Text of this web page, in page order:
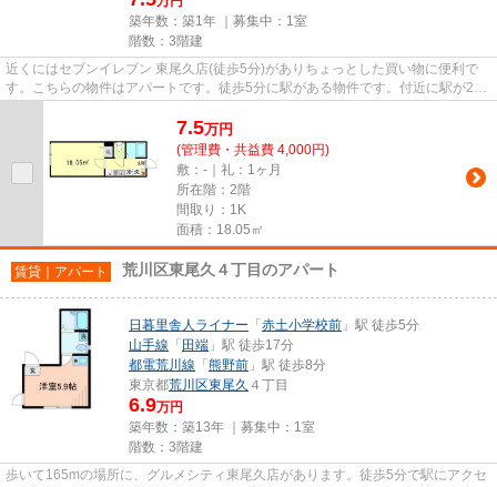
築年数：築1年 ｜募集中： 1室
階数：3階建
近くにはセブンイレブン 東尾久店(徒歩5分)がありちょっとした買い物に便利で
す。こちらの物件はアパートです。徒歩5分に駅がある物件です。付近に駅が2つ
7.5万円
(管理費・共益費 4,000円)
敷：-｜礼：1ヶ月
所在階：2階
間取り：1K
面積：18.05㎡
賃貸｜アパート 荒川区東尾久４丁目のアパート
日暮里舎人ライナー 「 赤土小学校前 」駅 徒歩5分
山手線 「 田端 」駅 徒歩17分
都電荒川線 「 熊野前 」駅 徒歩8分
東京都荒川区東尾久 ４丁目
6.9万円
築年数：築13年 ｜募集中： 1室
階数：3階建
歩いて165mの場所に、グルメシティ東尾久店があります。徒歩5分で駅にアクセ